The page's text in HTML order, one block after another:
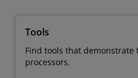
Tools
Find tools that demonstrate
processors.